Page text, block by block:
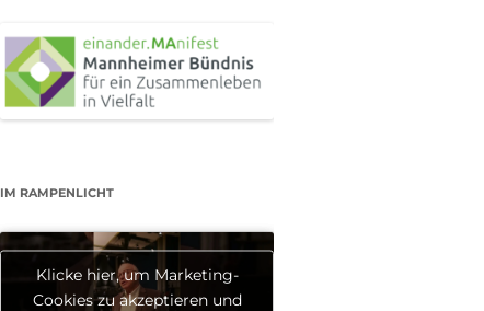
IM RAMPENLICHT
Klicke hier, um Marketing-
Cookies zu akzeptieren und